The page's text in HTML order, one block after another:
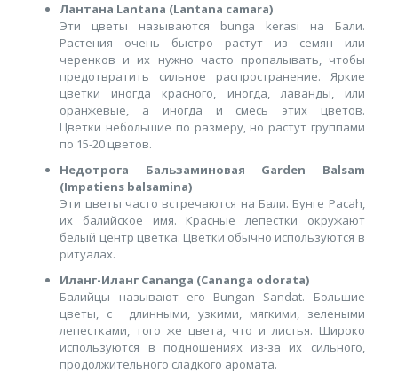
Лантана Lantana (Lantana camara)
Эти цветы называются bunga kerasi на Бали.
Растения очень быстро растут из семян или
черенков и их нужно часто пропалывать, чтобы
предотвратить сильное распространение. Яркие
цветки иногда красного, иногда, лаванды, или
оранжевые, а иногда и смесь этих цветов.
Цветки небольшие по размеру, но растут группами
по 15-20 цветов.
Недотрога Бальзаминовая Garden Balsam
(Impatiens balsamina)
Эти цветы часто встречаются на Бали. Бунге Pacah,
их балийское имя. Красные лепестки окружают
белый центр цветка. Цветки обычно используются в
ритуалах.
Иланг-Иланг Cananga (Cananga odorata)
Балийцы называют его Bungan Sandat. Большие
цветы, с длинными, узкими, мягкими, зелеными
лепестками, того же цвета, что и листья. Широко
используются в подношениях из-за их сильного,
продолжительного сладкого аромата.